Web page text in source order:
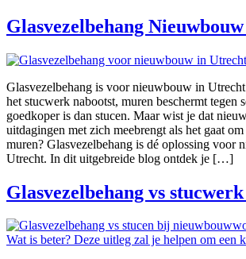
Glasvezelbehang
Glasvezelbehang is voor nieuwbouw in
het stucwerk nabootst, muren beschermt tegen
goedkoper is dan stucen. Maar wist je dat
uitdagingen met zich meebrengt als het gaat
muren? Glasvezelbehang is dé oplossing voor
Utrecht. In dit uitgebreide blog ontdek je […]
Glasvezelbehang vs